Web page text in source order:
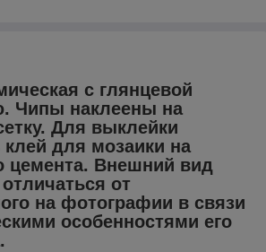
с глянцевой
Чипы наклеены на
Для выклейки
клей для мозаики на
цемента. Внешний вид
от
на фотографии в связи
особенностями его